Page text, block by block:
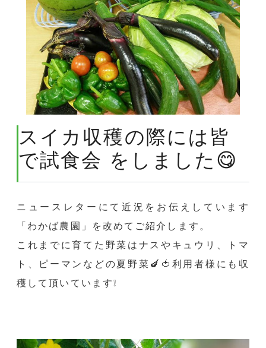
スイカ収穫の際には皆
で試食会 をしました😋
ニュースレターにて近況をお伝えしています
「わかば農園」を改めてご紹介します。
これまでに育てた野菜はナスやキュウリ、トマ
ト、ピーマンなどの夏野菜🍆🍅利用者様にも収
穫して頂いています❕